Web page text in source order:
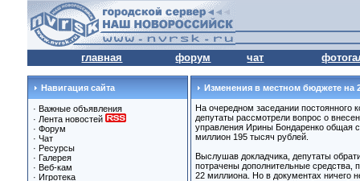
главная форум чат
Навигация сайта
· Важные объявления
· Лента новостей
· Форум
· Чат
· Ресурсы
· Галерея
· Веб-кам
· Игротека
Изменения в местном бюджете на
На очередном заседании постоянного
депутаты рассмотрели вопрос о
управления Ирины Бондаренко общая
миллион 195 тысяч рублей.
Выслушав докладчика, депутаты
потрачены дополнительные средства,
22 миллиона. Но в документах ничего